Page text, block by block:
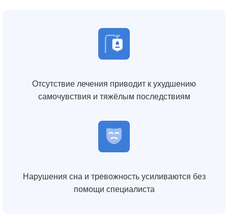
Отсутствие лечения приводит к ухудшению
самочувствия и тяжёлым последствиям
Нарушения сна и тревожность усиливаются без
помощи специалиста